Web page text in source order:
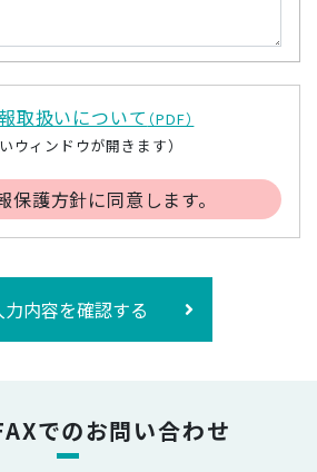
取扱いについて （PDF）
いウィンドウが開きます）
保護方針に同意します。
力内容を確認する
でのお問い合わせ